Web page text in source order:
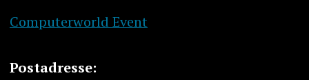
Computerworld Event
Postadresse: